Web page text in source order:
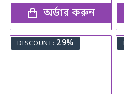
অর্ডার করুন
DISCOUNT: 29%